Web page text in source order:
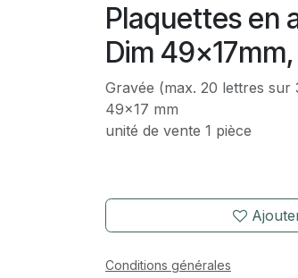
Plaquettes en
Dim
Gravée (max. 20 lettres sur
49x17 mm
unité de vente 1 pièce
Conditions générales